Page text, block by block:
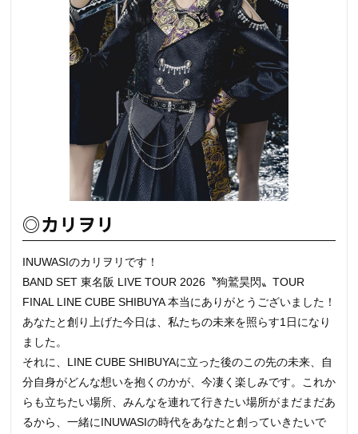
◎カリヲリ
INUWASIのカリヲリです！
BAND SET 東名阪 LIVE TOUR 2026〝狗鷲昊閃‪〟‬TOUR
FINAL LINE CUBE SHIBUYA 本当にありがとうございました！
あなたと創り上げた今日は、私たちの未来を照らす1日になり
ました。‬
それに、LINE CUBE SHIBUYAに立った後のこの先の未来、自
分自身がどんな想いを抱くのかが、今凄く楽しみです。これか
らも立ちたい場所、みんなを連れて行きたい場所がまだまだあ
るから、一緒にINUWASIの時代をあなたと創っていきたいで